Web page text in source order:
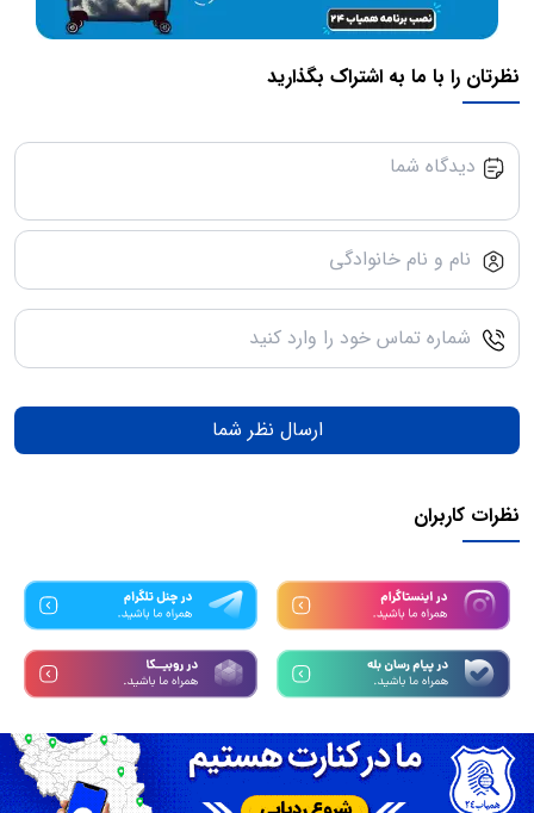
نظرتان را با ما به اشتراک بگذارید
ارسال نظر شما
نظرات کاربران
تمامی حقوق مادی و معنوی این سرویس متعلق به سامانههمیاب24 میباشد.